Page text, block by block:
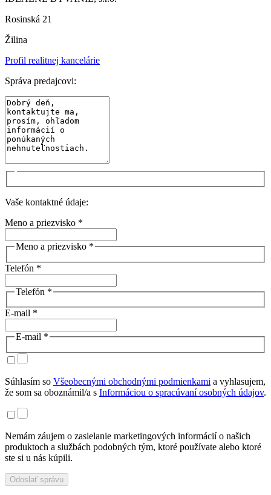
Rosinská 21
Žilina
Profil realitnej kancelárie
Správa predajcovi:
Vaše kontaktné údaje:
Meno a priezvisko *
Meno a priezvisko *
Telefón *
Telefón *
E-mail *
E-mail *
Súhlasím so Všeobecnými obchodnými podmienkami a vyhlasujem,
že som sa oboznámil/a s Informáciou o spracúvaní osobných údajov.
Nemám záujem o zasielanie marketingových informácií o našich
produktoch a službách podobných tým, ktoré používate alebo ktoré
ste si u nás kúpili.
Odoslať správu